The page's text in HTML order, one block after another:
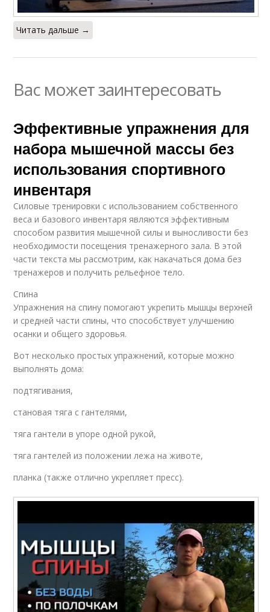
Читать дальше →
Вас может заинтересовать
Эффективные упражнения для
набора мышечной массы без
использования спортивного
инвентаря
Силовые тренировки с использованием собственного
веса и базового инвентаря являются эффективным
способом развития мышечной силы и выносливости без
необходимости посещения тренажерного зала. В этой
части текста мы рассмотрим, как накачаться дома без
тренажеров и получить рельефное тело.
Спина
Упражнения на спину помогают укрепить мышцы верхней
и средней части спины, что способствует улучшению
осанки и общего здоровья.
Вот несколько простых упражнений, которые можно
выполнять дома:
подтягивания,
становая тяга с гантелями,
тяга гантели в упоре одной рукой,
тяга гантелей из положении лежа на животе,
планка (также отлично укрепляет пресс).